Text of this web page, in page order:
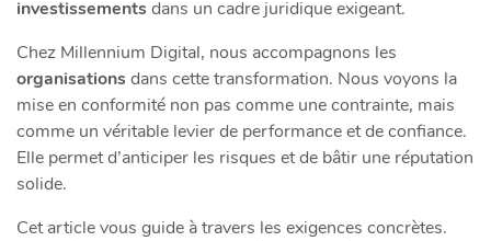
investissementsdans un cadre juridique exigeant.
Chez Millennium Digital, nous accompagnons les
organisationsdans cette transformation. Nous voyons la
mise en conformité non pas comme une contrainte, mais
comme un véritable levier de performance et de confiance.
Elle permet d’anticiper les risques et de bâtir une réputation
solide.
Cet article vous guide à travers les exigences concrètes.